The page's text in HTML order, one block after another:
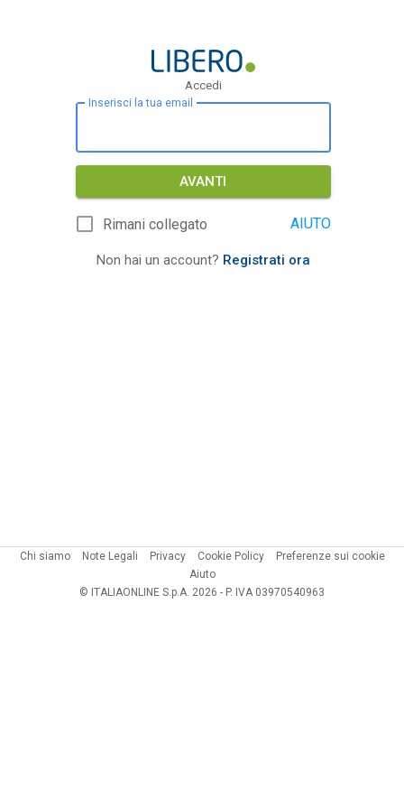
Accedi
Inserisci la tua email
AVANTI
Rimani collegato AIUTO
Non hai un account? Registrati ora
Chi siamo Note Legali Privacy Cookie Policy
Preferenze sui cookie
Aiuto
© ITALIAONLINE S.p.A. 2026 - P. IVA 03970540963